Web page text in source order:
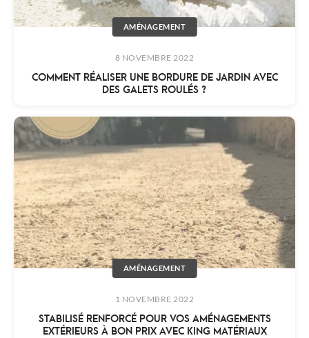
AMÉNAGEMENT
8 NOVEMBRE 2022
COMMENT RÉALISER UNE BORDURE DE JARDIN AVEC
DES GALETS ROULÉS ?
AMÉNAGEMENT
1 NOVEMBRE 2022
STABILISÉ RENFORCÉ POUR VOS AMÉNAGEMENTS
EXTÉRIEURS À BON PRIX AVEC KING MATÉRIAUX